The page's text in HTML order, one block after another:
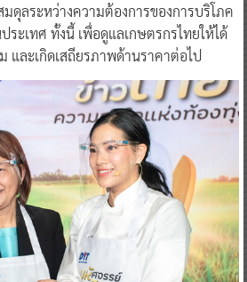
มดุลระหว่างความต้องการของการบริโภค
ระเทศ ทั้งนี้ เพื่อดูแลเกษตรกรไทยให้ได้
และเกิดเสถียรภาพด้านราคาต่อไป